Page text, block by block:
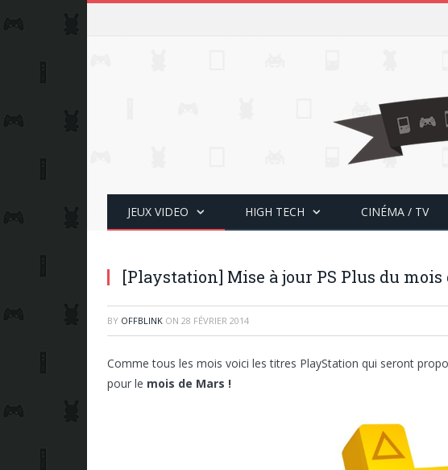
JEUX VIDEO HIGH TECH CINÉMA / TV
[Playstation] Mise à jour PS Plus du mois
BY OFFBLINK ON 28 FÉVRIER 2014
Comme tous les mois voici les titres PlayStation qui seront
pour le mois de Mars !